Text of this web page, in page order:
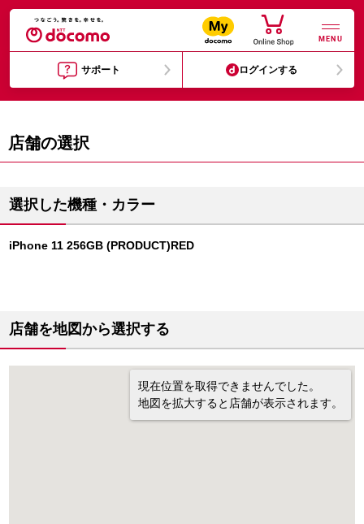
MENU
サポート ログインする
店舗の選択
選択した機種・カラー
iPhone 11 256GB (PRODUCT)RED
店舗を地図から選択する
現在位置を取得できませんでした。
地図を拡大すると店舗が表示されます。